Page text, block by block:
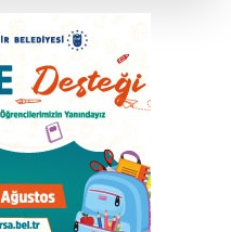
Harmancık’ta da yolları
büyük coşku